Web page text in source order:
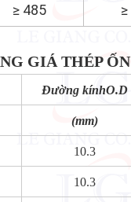
≥ 485
GIÁ THÉP
Đường kínhO.D
(mm)
10.3
10.3